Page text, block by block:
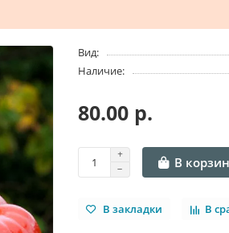
Вид:
Наличие:
80.00 р.
В
В закладки В